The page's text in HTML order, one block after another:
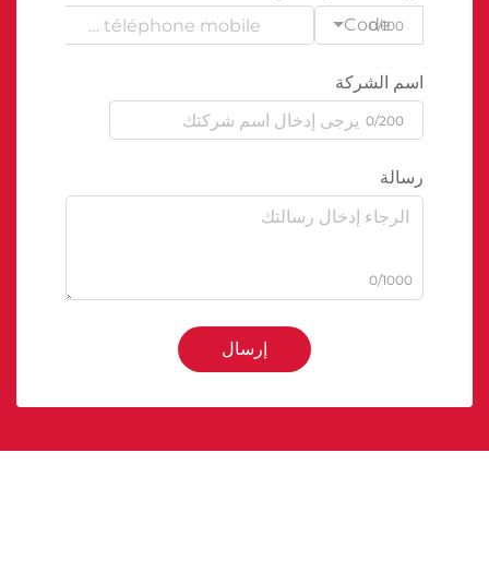
Code
0/100
اسم الشركة
0/200
رسالة
0/1000
إرسال